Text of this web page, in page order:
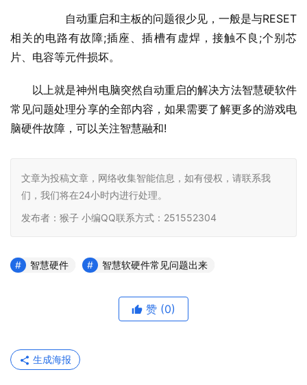
相关的电路有故障;插座、插槽有虚焊，接触不良;个别芯
片、电容等元件损坏。
以上就是神州电脑突然自动重启的解决方法智慧硬软件
常见问题处理分享的全部内容，如果需要了解更多的游戏电
脑硬件故障，可以关注智慧融和
文章为投稿文章，网络收集智能信息，如有侵权，请联系我
们，我们将在24小时内进行处理。
发布者：猴子 小编QQ联系方式：251552304
智慧硬件 智慧软硬件常见问题出来
赞 (0)
生成海报